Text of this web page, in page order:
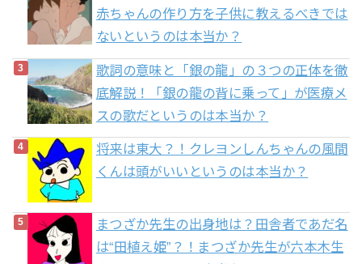
赤ちゃんの作り方を子供に教えるべきでは
ないというのは本当か？
歌詞の意味と「銀の龍」の３つの正体を徹
底解説！「銀の龍の背に乗って」が医療メ
スの歌だというのは本当か？
将来は東大？！クレヨンしんちゃんの風間
くんは頭がいいというのは本当か？
まつざか先生の出身地は？田舎者であだ名
は“田植え姫”？！まつざか先生が六本木生